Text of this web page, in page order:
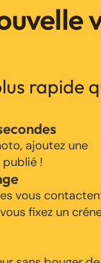
rapide
ajoutez une
!
vous
fixez un